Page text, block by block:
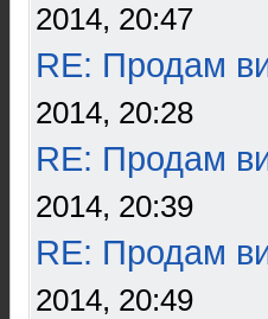
2014, 20:47
RE: Продам
2014, 20:28
RE: Продам
2014, 20:39
RE: Продам
2014, 20:49